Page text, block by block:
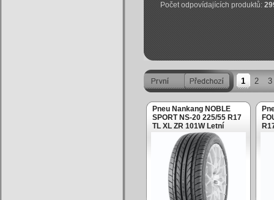
Počet odpovídajících produktů:
1 2 3
Pneu Nankang NOBLE
SPORT NS-20 225/55 R17
TL XL ZR 101W Letní